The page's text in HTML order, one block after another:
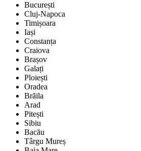
București
Cluj-Napoca
Timișoara
Iași
Constanța
Craiova
Brașov
Galați
Ploiești
Oradea
Brăila
Arad
Pitești
Sibiu
Bacău
Târgu Mureș